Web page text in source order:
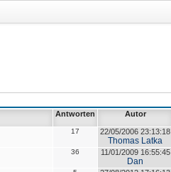
Antworten Autor
17 22/05/2006 23:13:18
Thomas Latka
36 11/01/2009 16:55:45
Dan